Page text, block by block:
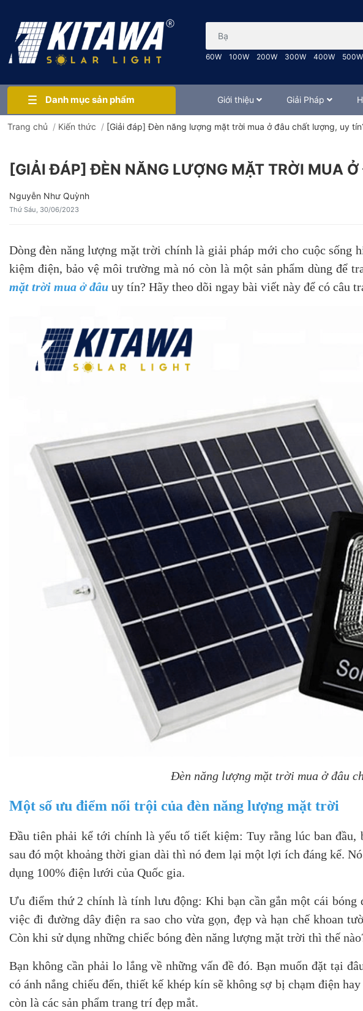
60W 100W 200W 300W 400W 500W
Danh mục sản phẩm Giới thiệu Giải Pháp
Trang chủ / Kiến thức / [Giải đáp] Đèn năng lượng mặt trời mua ở đâu chất lượng, uy
[GIẢI ĐÁP] ĐÈN NĂNG LƯỢNG MẶT TRỜI MUA
Nguyễn Như Quỳnh
Thứ Sáu, 30/06/2023
Dòng đèn năng lượng mặt trời chính là giải pháp mới cho cuộc sống
kiệm điện, bảo vệ môi trường mà nó còn là một sản phẩm dùng để
mặt trời mua ở đâu uy tín? Hãy theo dõi ngay bài viết này để có câu
Đèn năng lượng mặt trời mua ở đâu
Một số ưu điểm nổi trội của đèn năng lượng mặt trời
Đầu tiên phải kể tới chính là yếu tố tiết kiệm: Tuy rằng lúc ban đầu,
sau đó một khoảng thời gian dài thì nó đem lại một lợi ích đáng kể.
dụng 100% điện lưới của Quốc gia.
Ưu điểm thứ 2 chính là tính lưu động: Khi bạn cần gắn một cái bóng
việc đi đường dây điện ra sao cho vừa gọn, đẹp và hạn chế khoan
Còn khi sử dụng những chiếc bóng đèn năng lượng mặt trời thì thế
Bạn không cần phải lo lắng về những vấn đề đó. Bạn muốn đặt tại
có ánh nắng chiếu đến, thiết kế khép kín sẽ không sợ bị chạm điện
còn là các sản phẩm trang trí đẹp mắt.